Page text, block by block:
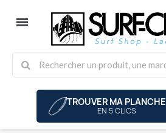
TROUVER MA PLANCHE
EN 5 CLICS